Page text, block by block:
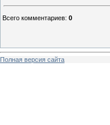
Всего комментариев: 0
Полная версия сайта